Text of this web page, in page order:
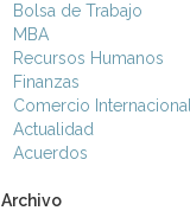
Bolsa de Trabajo
MBA
Recursos Humanos
Finanzas
Comercio Internacional
Actualidad
Acuerdos
Archivo